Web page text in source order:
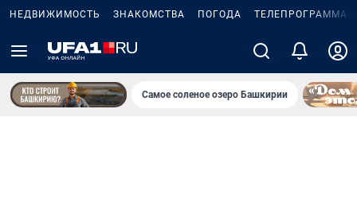
НЕДВИЖИМОСТЬ ЗНАКОМСТВА ПОГОДА ТЕЛЕПРОГРАММА
Самое соленое озеро Башкирии